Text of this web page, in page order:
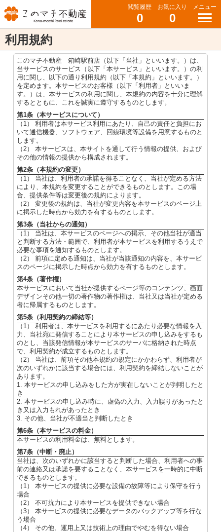
閲覧履歴
0
お気に入り
0
メニュー
利用規約
このマチ不動産 箱崎駅前店（以下「当社」といいます。）は、
当サービスのサービス（以下「本サービス」といいます。）の利
用に関し、以下の通り利用規約（以下「本規約」といいます。）
を定めます。本サービスのお客様（以下「利用者」といいま
す。）は、本サービスの利用に関し、本規約の内容を十分に理解
するとともに、これを誠実に遵守するものとします。
第1条（本サービスについて）
（1） 利用者は本サービス利用にあたり、自己の責任と負担にお
いて通信機器、ソフトウェア、回線環境等設備を用意するものと
します。
（2） 本サービスは、本サイトを通して行う情報の提供、および
その他の情報の提供から構成されます。
第2条（本規約の変更）
（1） 当社は、利用者の承諾を得ることなく、当社が定める方法
により、本規約を変更することができるものとします。この場
合、提供条件等は変更後の規約によります。
（2） 変更後の規約は、当社が変更内容を本サービスのページ上
に掲示した時点から効力を有するものとします。
第3条（当社からの通知）
（1） 当社は、本サービスのページへの掲示、その他当社が適当
と判断する方法・範囲で、利用者が本サービスを利用するうえで
必要な事項を通知するものとします。
（2） 前項に定める通知は、当社が当該通知の内容を、本サービ
スのページに掲示した時点から効力を有するものとします。
第4条（著作権）
本サービスにおいて当社が提供するページ等のコンテンツ、画面
デザインその他一切の著作物の著作権は、当社又は当社が定める
者に帰属するものとします。
第5条（利用契約の締結等）
（1） 利用者は、本サービスを利用するにあたり必要な情報を入
力、当社宛に発信することにより本サービスの申し込みをするも
のとし、当該発信情報が本サービスのサーバに格納された時点
で、利用契約が成立するものとします。
（2） 当社は、前項その他本規約の規定にかかわらず、利用者が
次のいずれかに該当する場合には、利用契約を締結しないことが
あります。
1. 本サービスの申し込みをした方が実在しないことが判明したと
き
2. 本サービスの申し込み時に、虚偽の入力、入力誤りがあったと
き又は入力もれがあったとき
3. その他、当社が不適当と判断したとき
第6条（本サービスの料金）
本サービスの利用料金は、無料とします。
第7条（中断・廃止）
当社は、次のいずれかに該当すると判断した場合、利用者への事
前の連絡又は承諾を要することなく、本サービスを一時的に中断
できるものとします。
（1） 本サービスの提供に必要な設備の故障等により保守を行う
場合
（2） 不可抗力により本サービスを提供できない場合
（3） 本サービスの提供に必要なデータのバックアップ等を行な
う場合
（4） その他、運用上又は技術上の理由でやむを得ない場合